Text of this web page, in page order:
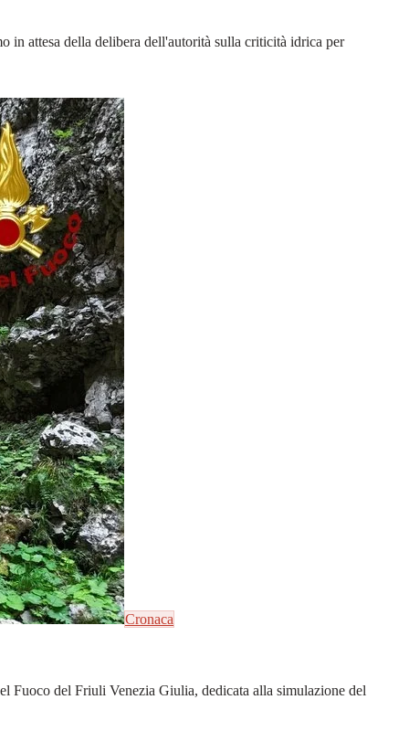
in attesa della delibera dell'autorità sulla criticità idrica per
Cronaca
Fuoco del Friuli Venezia Giulia, dedicata alla simulazione del